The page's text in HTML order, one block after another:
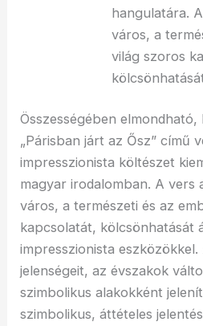
hangulatára.
város, a
világ szoros
Összességében
„Párisban járt az Ősz” című
impresszionista költészet
magyar irodalomban. A vers
város, a természeti és az
kapcsolatát, kölcsönhatását
impresszionista
jelenségeit, az évszakok
szimbolikus alakokként
szimbolikus, áttételes